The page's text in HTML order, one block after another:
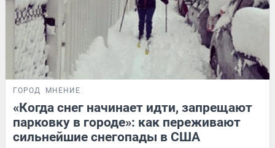
ГОРОД МНЕНИЕ
«Когда снег начинает идти, запрещают
парковку в городе»: как переживают
сильнейшие снегопады в США